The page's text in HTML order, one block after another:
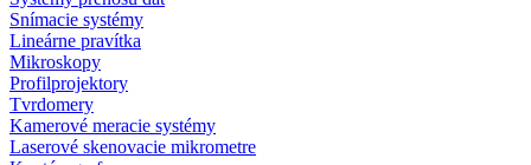
Snímacie systémy
Lineárne pravítka
Mikroskopy
Profilprojektory
Tvrdomery
Kamerové meracie systémy
Laserové skenovacie mikrometre